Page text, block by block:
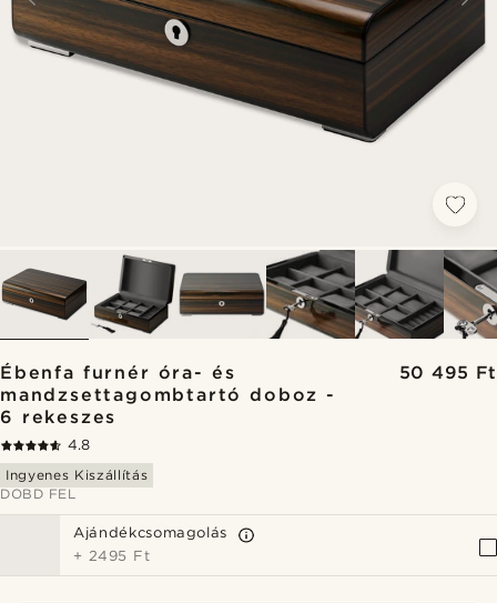
Ébenfa furnér óra- és
mandzsettagombtartó doboz -
6 rekeszes
50 495 Ft
4.8
Ingyenes Kiszállítás
DOBD FEL
Ajándékcsomagolás
+ 2495 Ft